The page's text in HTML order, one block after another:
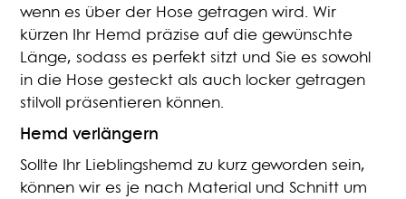
wenn es über der Hose getragen wird. Wir
kürzen Ihr Hemd präzise auf die gewünschte
Länge, sodass es perfekt sitzt und Sie es sowohl
in die Hose gesteckt als auch locker getragen
stilvoll präsentieren können.
Hemd verlängern
Sollte Ihr Lieblingshemd zu kurz geworden sein,
können wir es je nach Material und Schnitt um